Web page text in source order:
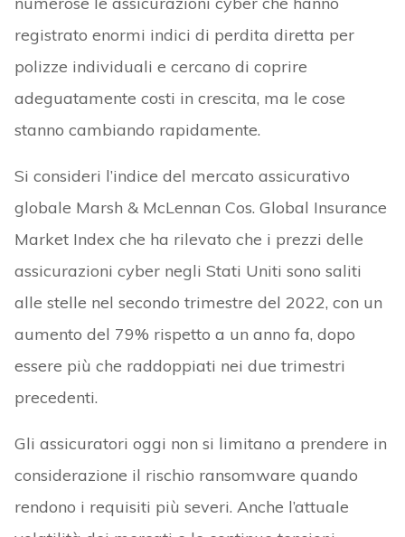
registrato enormi indici di perdita diretta per
polizze individuali e cercano di coprire
adeguatamente costi in crescita, ma le cose
stanno cambiando rapidamente.
Si consideri l’indice del mercato assicurativo
globale Marsh & McLennan Cos. Global Insurance
Market Index che ha rilevato che i prezzi delle
assicurazioni cyber negli Stati Uniti sono saliti
alle stelle nel secondo trimestre del 2022, con un
aumento del 79% rispetto a un anno fa, dopo
essere più che raddoppiati nei due trimestri
precedenti.
Gli assicuratori oggi non si limitano a prendere in
considerazione il rischio ransomware quando
rendono i requisiti più severi. Anche l’attuale